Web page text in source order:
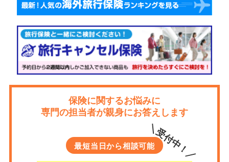
保険に関するお悩みに
専門の担当者が親身にお答えします
最短当日から相談可能＼受付中！／